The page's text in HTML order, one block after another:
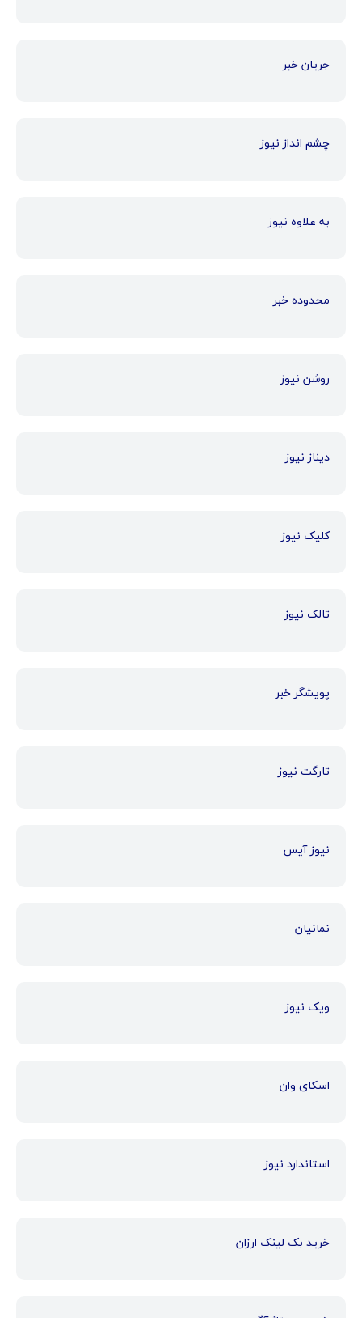
جریان خبر
چشم انداز نیوز
به علاوه نیوز
محدوده خبر
روشن نیوز
دیناز نیوز
کلیک نیوز
تالک نیوز
پویشگر خبر
تارگت نیوز
نیوز آیس
نمانیان
ویک نیوز
اسکای وان
استاندارد نیوز
خرید بک لینک ارزان